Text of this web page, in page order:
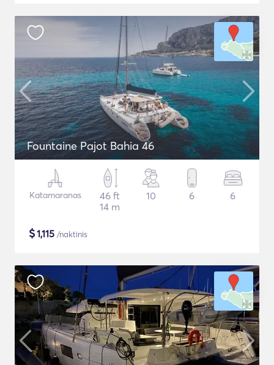
Fountaine Pajot Bahia 46
Katamaranas
46 ft
14 m
10 6 6
$1,115 /naktinis